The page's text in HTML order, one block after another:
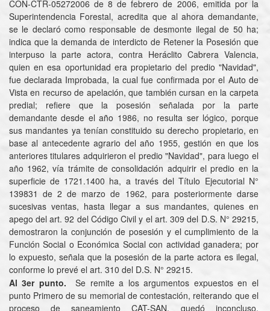
CON-CTR-05272006 de 8 de febrero de 2006, emitida por la
Superintendencia Forestal, acredita que al ahora demandante,
se le declaró como responsable de desmonte ilegal de 50 ha;
indica que la demanda de interdicto de Retener la Posesión que
interpuso la parte actora, contra Heráclito Cabrera Valencia,
quien en esa oportunidad era propietario del predio "Navidad",
fue declarada Improbada, la cual fue confirmada por el Auto de
Vista en recurso de apelación, que también cursan en la carpeta
predial; refiere que la posesión señalada por la parte
demandante desde el año 1986, no resulta ser lógico, porque
sus mandantes ya tenían constituido su derecho propietario, en
base al antecedente agrario del año 1955, gestión en que los
anteriores titulares adquirieron el predio "Navidad", para luego el
año 1962, vía trámite de consolidación adquirir el predio en la
superficie de 1721.1400 ha, a través del Título Ejecutorial N°
139831 de 2 de marzo de 1962, para posteriormente darse
sucesivas ventas, hasta llegar a sus mandantes, quienes en
apego del art. 92 del Código Civil y el art. 309 del D.S. N° 29215,
demostraron la conjunción de posesión y el cumplimiento de la
Función Social o Económica Social con actividad ganadera; por
lo expuesto, señala que la posesión de la parte actora es ilegal,
conforme lo prevé el art. 310 del D.S. N° 29215.
Al 3er punto.
Se remite a los argumentos expuestos en el
punto Primero de su memorial de contestación, reiterando que el
proceso de saneamiento CAT-SAN, quedó inconcluso,